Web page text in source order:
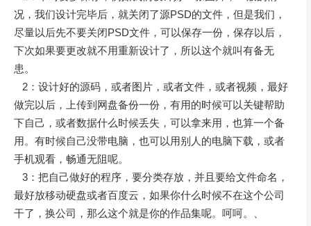
况，我们设计完毕后，就关闭了源PSD的文件，但是我们，
尽量以后先不要关闭PSD文件，可以保存一份，保存以后，
下次如果要更改就不用重新设计了，所以这个就叫有备无
患。
2：设计好的源码，或者图片，或者文件，或者视频，最好
做完以后，上传到网盘备份一份，有用的时候可以关键帮助
下自己，或者数据什么时候丢失，可以拿来用，也算一个备
用。有时候自己没带电脑，也可以用别人的电脑下载，或者
手机观看，畅通无阻呢。
3：把自己做好的程序，要分类存放，并且要给文件命名，
最好放移动硬盘或者百度云，如果你什么时候不在这个公司
干了，换公司，那么这个就是你的作品集呢。呵呵。、